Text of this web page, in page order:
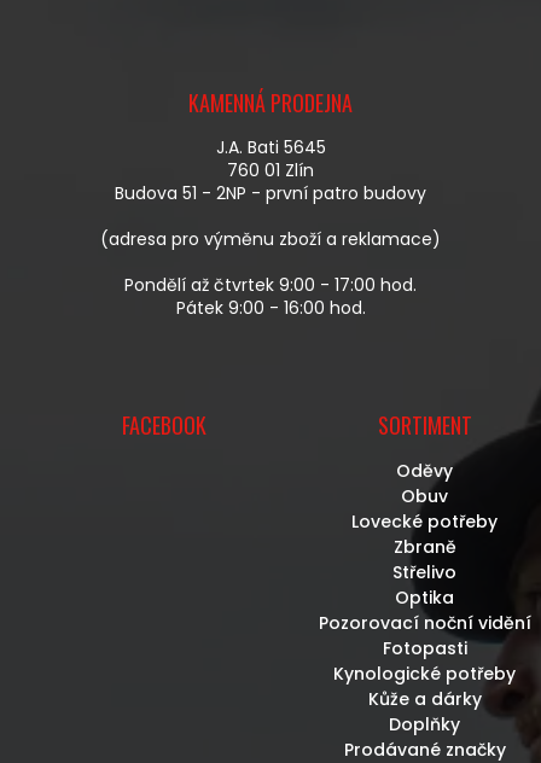
KAMENNÁ PRODEJNA
J.A. Bati 5645
760 01 Zlín
Budova 51 - 2NP - první patro budovy
(adresa pro výměnu zboží a reklamace)
Pondělí až čtvrtek 9:00 - 17:00 hod.
Pátek 9:00 - 16:00 hod.
FACEBOOK SORTIMENT
Oděvy
Obuv
Lovecké potřeby
Zbraně
Střelivo
Optika
Pozorovací noční vidění
Fotopasti
Kynologické potřeby
Kůže a dárky
Doplňky
Prodávané značky